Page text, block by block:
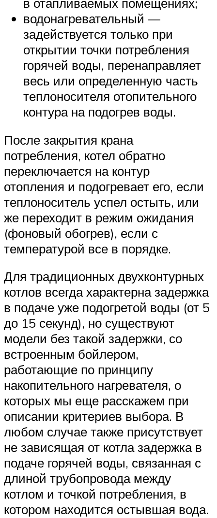
водонагревательный —
задействуется только при
открытии точки потребления
горячей воды, перенаправляет
весь или определенную часть
теплоносителя отопительного
контура на подогрев воды.
После закрытия крана
потребления, котел обратно
переключается на контур
отопления и подогревает его, если
теплоноситель успел остыть, или
же переходит в режим ожидания
(фоновый обогрев), если с
температурой все в порядке.
Для традиционных двухконтурных
котлов всегда характерна задержка
в подаче уже подогретой воды (от 5
до 15 секунд), но существуют
модели без такой задержки, со
встроенным бойлером,
работающие по принципу
накопительного нагревателя, о
которых мы еще расскажем при
описании критериев выбора. В
любом случае также присутствует
не зависящая от котла задержка в
подаче горячей воды, связанная с
длиной трубопровода между
котлом и точкой потребления, в
котором находится остывшая вода.